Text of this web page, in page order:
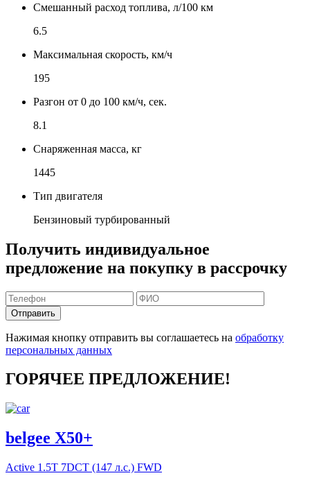
Смешанный расход топлива, л/100 км
6.5
Максимальная скорость, км/ч
195
Разгон от 0 до 100 км/ч, сек.
8.1
Снаряженная масса, кг
1445
Тип двигателя
Бензиновый турбированный
Получить индивидуальное
предложение на покупку в рассрочку
Отправить
Нажимая кнопку отправить вы соглашаетесь на обработку
персональных данных
ГОРЯЧЕЕ ПРЕДЛОЖЕНИЕ!
belgee X50+
Active 1.5T 7DCT (147 л.с.) FWD